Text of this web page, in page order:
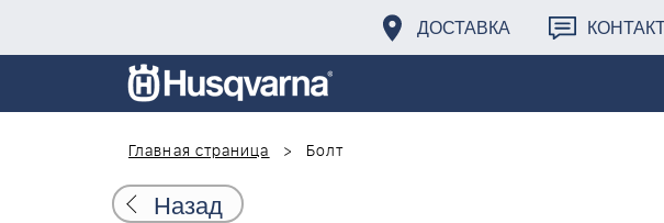
ДОСТАВКА
Главная страница
Болт
Назад